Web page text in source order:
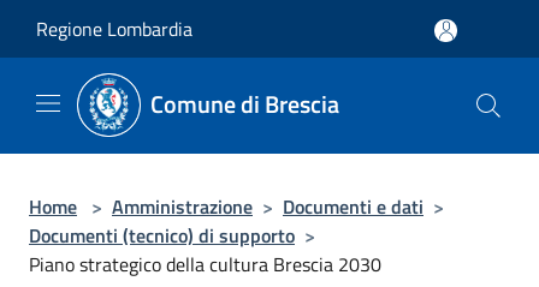
Regione Lombardia
Comune di Brescia
Home > Amministrazione > Documenti e dati >
Documenti (tecnico) di supporto >
Piano strategico della cultura Brescia 2030